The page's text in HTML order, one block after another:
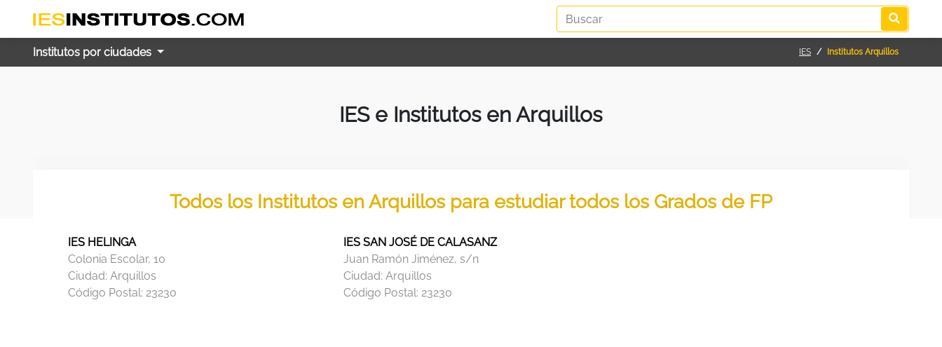
Institutos por ciudades IES Institutos Arquillos
IES e Institutos en Arquillos
Todos los Institutos en Arquillos para estudiar todos los Grados de FP
IES HELINGA
Colonia Escolar, 10
Ciudad: Arquillos
Código Postal: 23230
IES SAN JOSÉ DE CALASANZ
Juan Ramón Jiménez, s/n
Ciudad:Arquillos
Código Postal:23230